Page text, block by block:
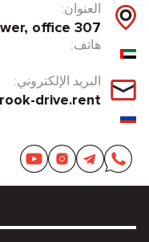
العنوان:
office 307
هاتف:
البريد الإلكتروني:
drive.rent